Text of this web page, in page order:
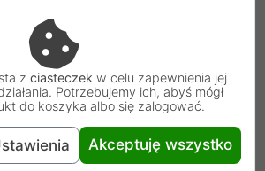
Gość
bardzo łatwe w podłączeniu i
z ciasteczek w celu zapewnienia jej
Potrzebujemy ich, abyś mógł
do koszyka albo się zalogować.
Akceptuję wszystko